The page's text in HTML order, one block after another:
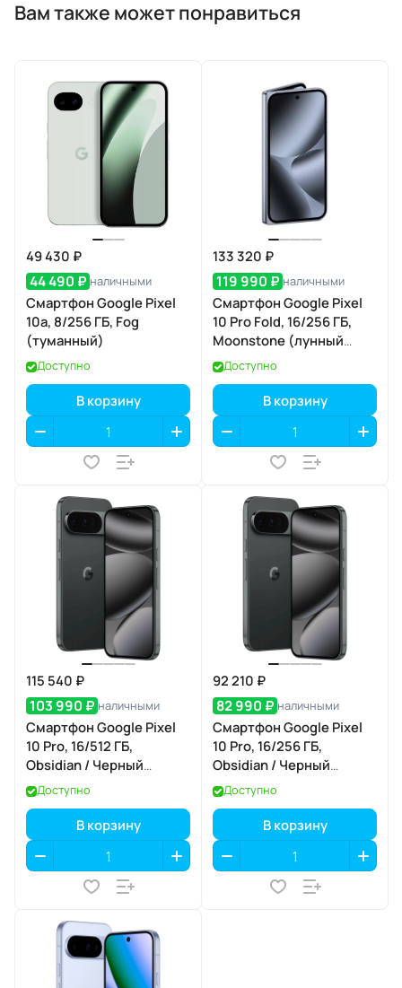
Вам также может понравиться
49 430 ₽
44 490 ₽ наличными
Смартфон Google Pixel
10a, 8/256 ГБ, Fog
(туманный)
Доступно
В корзину
133 320 ₽
119 990 ₽ наличными
Смартфон Google Pixel
10 Pro Fold, 16/256 ГБ,
Moonstone (лунный
камень)
Доступно
В корзину
115 540 ₽
103 990 ₽ наличными
Смартфон Google Pixel
10 Pro, 16/512 ГБ,
Obsidian / Черный
Обсидиан
Доступно
В корзину
92 210 ₽
82 990 ₽ наличными
Смартфон Google Pixel
10 Pro, 16/256 ГБ,
Obsidian / Черный
Обсидиан
Доступно
В корзину